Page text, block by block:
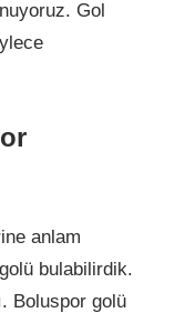
Gol
anlam
bulabilirdik.
Boluspor golü